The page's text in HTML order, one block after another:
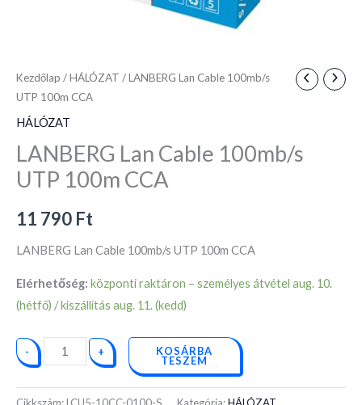
Kezdőlap /HÁLÓZAT / LANBERG Lan Cable 100mb/s
UTP 100m CCA
HÁLÓZAT
LANBERG Lan Cable 100mb/s
UTP 100m CCA
11 790 Ft
LANBERG Lan Cable 100mb/s UTP 100m CCA
Elérhetőség: központi raktáron – személyes átvétel aug. 10.
(hétfő) / kiszállítás aug. 11. (kedd)
- + KOSÁRBA
TESZEM